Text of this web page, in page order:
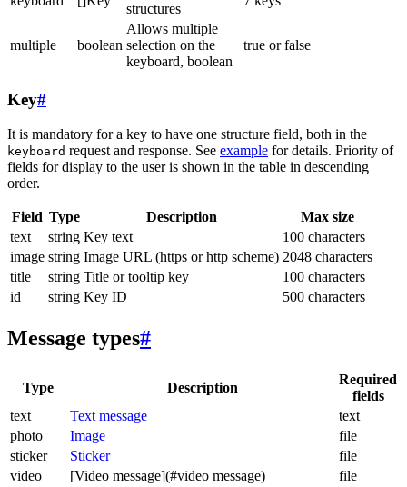
structures
multiple boolean
Allows multiple
selection on the
keyboard, boolean
true or false
Key#
It is mandatory for a key to have one structure field, both in the
keyboard request and response. See example for details. Priority of
fields for display to the user is shown in the table in descending
order.
Field Type Description
Max size
text
string Key text
100 characters
image string Image URL (https or http scheme) 2048 characters
title
string Title or tooltip key
100 characters
id
string Key ID 500 characters
Message types#
Type Description
Required
fields
text
Text message
text
photo
Image
file
sticker
Sticker
file
video
[Video message](#video message)
file